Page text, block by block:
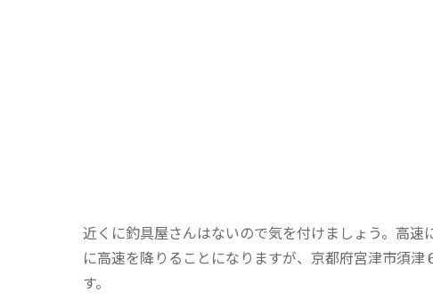
近くに釣具屋さんはないので気を付けましょう。高
に高速を降りることになりますが、京都府宮津市須津
す。